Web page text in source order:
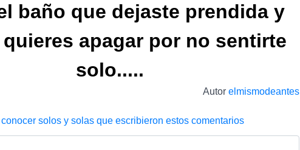
baño que dejaste prendida y
apagar por no sentirte
solo.....
Autor elmismodeantes
solos y solas que escribieron estos comentarios